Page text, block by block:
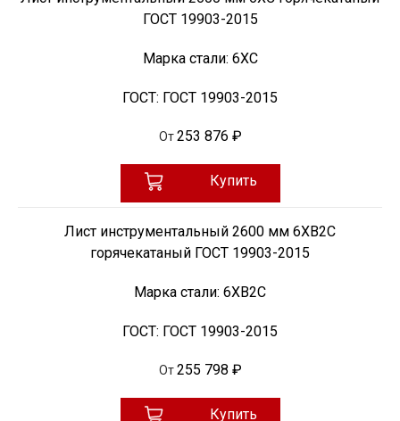
ГОСТ 19903-2015
Марка стали: 6ХС
ГОСТ: ГОСТ 19903-2015
От 253 876 ₽
Купить
Лист инструментальный 2600 мм 6ХВ2С
горячекатаный ГОСТ 19903-2015
Марка стали: 6ХВ2С
ГОСТ: ГОСТ 19903-2015
От 255 798 ₽
Купить